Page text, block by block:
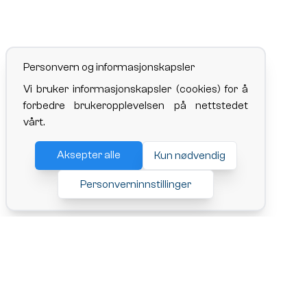
Personvern og informasjonskapsler
Vi bruker informasjonskapsler (cookies) for å
forbedre brukeropplevelsen på nettstedet
vårt.
Aksepter alle Kun nødvendig
Personverninnstillinger